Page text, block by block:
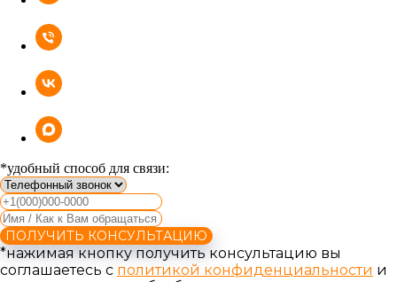
*удобный способ для связи:
ПОЛУЧИТЬ КОНСУЛЬТАЦИЮ
*нажимая кнопку получить консультацию вы
соглашаетесь с политикой конфиденциальности и